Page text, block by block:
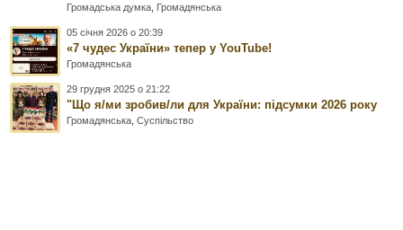
Громадська думка Громадянська
05 січня 2026 о 20:39
«7 чудес України» тепер у YouTube!
Громадянська
29 грудня 2025 о 21:22
"Що я/ми зробив/ли для України: підсумки 2026 року
Громадянська ,Суспільство